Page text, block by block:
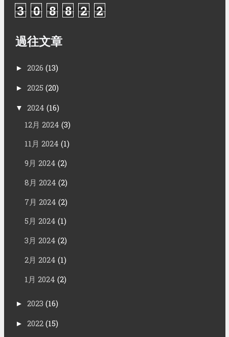
3 0 8 8 2 2
過往文章
► 2026 (13)
► 2025 (20)
▼ 2024 (16)
12月 2024 (3)
11月 2024 (1)
9月 2024 (2)
8月 2024 (2)
7月 2024 (2)
5月 2024 (1)
3月 2024 (2)
2月 2024 (1)
1月 2024 (2)
► 2023 (16)
► 2022 (15)